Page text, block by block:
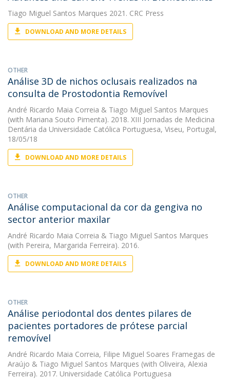
Tiago Miguel Santos Marques 2021. CRC Press
DOWNLOAD AND MORE DETAILS
OTHER
Análise 3D de nichos oclusais realizados na
consulta de Prostodontia Removível
André Ricardo Maia Correia & Tiago Miguel Santos Marques
(with Mariana Souto Pimenta). 2018. XIII Jornadas de Medicina
Dentária da Universidade Católica Portuguesa, Viseu, Portugal,
18/05/18
DOWNLOAD AND MORE DETAILS
OTHER
Análise computacional da cor da gengiva no
sector anterior maxilar
André Ricardo Maia Correia & Tiago Miguel Santos Marques
(with Pereira, Margarida Ferreira). 2016.
DOWNLOAD AND MORE DETAILS
OTHER
Análise periodontal dos dentes pilares de
pacientes portadores de prótese parcial
removível
André Ricardo Maia Correia, Filipe Miguel Soares Framegas de
Araújo & Tiago Miguel Santos Marques (with Oliveira, Alexia
Ferreira). 2017. Universidade Católica Portuguesa